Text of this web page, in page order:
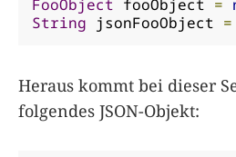
FooObject fooObject =
String jsonFooObject =
Heraus kommt bei dieser
folgendes JSON-Objekt: